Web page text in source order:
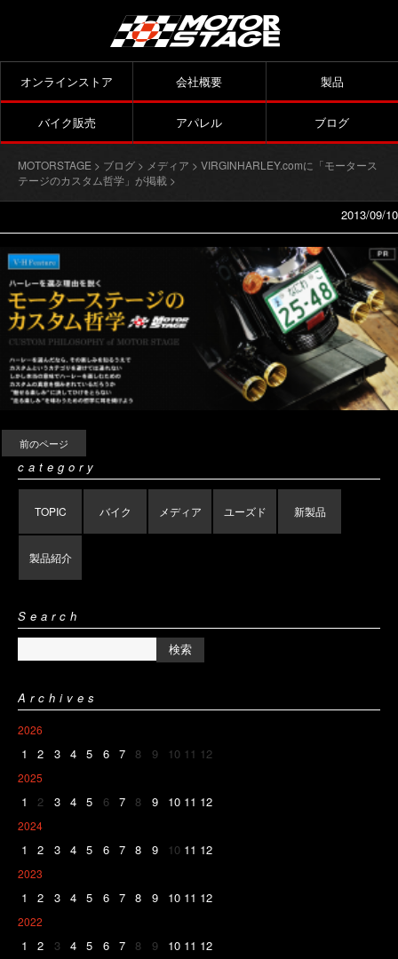
オンラインストア 会社概要 製品
バイク販売 アパレル ブログ
MOTORSTAGE > ブログ > メディア > VIRGINHARLEY.comに「モータース
テージのカスタム哲学」が掲載 >
2013/09/10
前のページ
category
TOPIC バイク メディア ユーズド 新製品
製品紹介
Search
Archives
2026
1 2 3 4 5 6 7 8 9 10 11 12
2025
1 2 3 4 5 6 7 8 9 10 11 12
2024
1 2 3 4 5 6 7 8 9 10 11 12
2023
1 2 3 4 5 6 7 8 9 10 11 12
2022
1 2 3 4 5 6 7 8 9 10 11 12